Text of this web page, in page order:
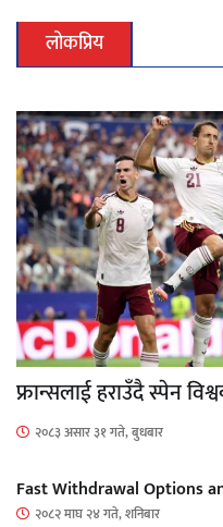
लोकप्रिय
फ्रान्सलाई हराउँदै स्पेन
२०८३ असार ३१ गते, बुधबार
Fast Withdrawal Options
२०८२ माघ २४ गते, शनिबार